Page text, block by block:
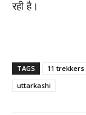
रही है।
TAGS 11 trekkers
uttarkashi